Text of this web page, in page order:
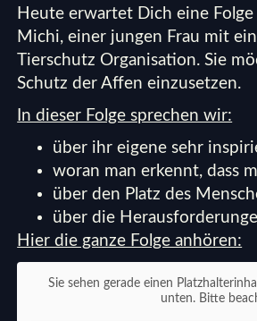
Heute erwartet Dich eine
Michi, einer jungen Frau mit
Tierschutz Organisation. Sie
Schutz der Affen einzusetzen.
In dieser Folge sprechen wir:
über ihr eigene sehr
woran man erkennt, dass
über den Platz des
über die
Hier die ganze Folge anhören:
Sie sehen gerade einen
unten. Bitte